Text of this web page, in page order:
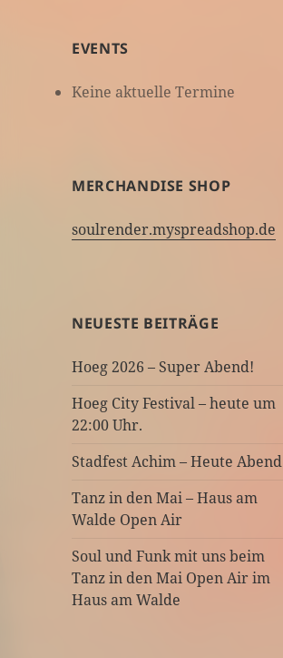
EVENTS
Keine aktuelle Termine
MERCHANDISE SHOP
soulrender.myspreadshop.de
NEUESTE BEITRÄGE
Hoeg 2026 – Super Abend!
Hoeg City Festival – heute um
22:00 Uhr.
Stadfest Achim – Heute Abend
Tanz in den Mai – Haus am
Walde Open Air
Soul und Funk mit uns beim
Tanz in den Mai Open Air im
Haus am Walde